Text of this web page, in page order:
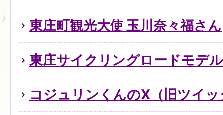
東庄町観光大使 玉川奈々福さん
東庄サイクリングロードモデ
コジュリンくんのX（旧ツイッ